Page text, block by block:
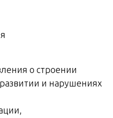
о строении
и нарушениях